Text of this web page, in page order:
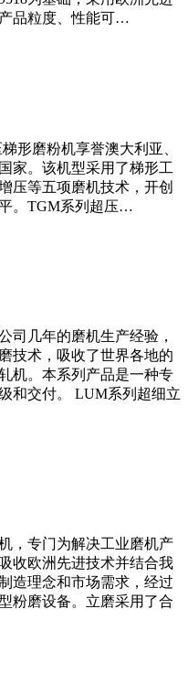
品粒度、性能可…
形磨粉机享誉澳大利亚、
家。该机型采用了梯形工
压等五项磨机技术，开创
。TGM系列超压…
司几年的磨机生产经验，
技术，吸收了世界各地的
机。本系列产品是一种专
和交付。 LUM系列超细立
，专门为解决工业磨机产
收欧洲先进技术并结合我
造理念和市场需求，经过
粉磨设备。立磨采用了合